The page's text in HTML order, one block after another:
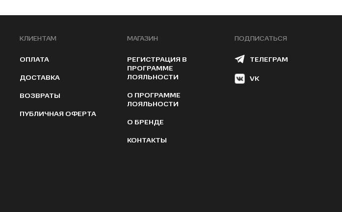
КЛИЕНТАМ
ОПЛАТА
ДОСТАВКА
ВОЗВРАТЫ
ПУБЛИЧНАЯ ОФЕРТА
МАГАЗИН
РЕГИСТРАЦИЯ В
ПРОГРАММЕ
ЛОЯЛЬНОСТИ
О ПРОГРАММЕ
ЛОЯЛЬНОСТИ
О БРЕНДЕ
КОНТАКТЫ
ПОДПИСАТЬСЯ
ТЕЛЕГРАМ
VK